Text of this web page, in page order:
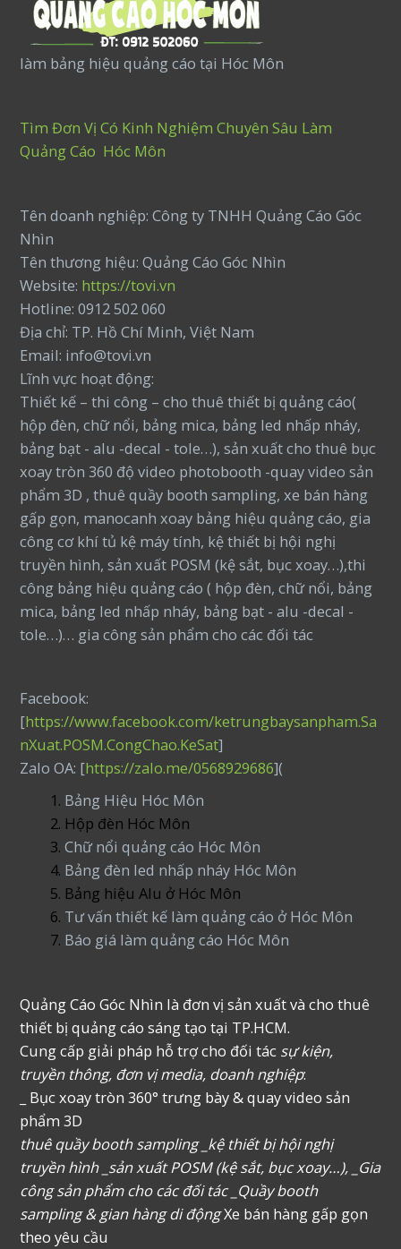
làm bảng hiệu quảng cáo tại Hóc Môn
Tìm Đơn Vị Có Kinh Nghiệm Chuyên Sâu Làm
Quảng Cáo Hóc Môn
Tên doanh nghiệp: Công ty TNHH Quảng Cáo Góc
Nhìn
Tên thương hiệu: Quảng Cáo Góc Nhìn
Website: https://tovi.vn
Hotline: 0912 502 060
Địa chỉ: TP. Hồ Chí Minh, Việt Nam
Email: info@tovi.vn
Lĩnh vực hoạt động:
Thiết kế – thi công – cho thuê thiết bị quảng cáo(
hộp đèn, chữ nổi, bảng mica, bảng led nhấp nháy,
bảng bạt - alu -decal - tole…), sản xuất cho thuê bục
xoay tròn 360 độ video photobooth -quay video sản
phẩm 3D , thuê quầy booth sampling, xe bán hàng
gấp gọn, manocanh xoay bảng hiệu quảng cáo, gia
công cơ khí tủ kệ máy tính, kệ thiết bị hội nghị
truyền hình, sản xuất POSM (kệ sắt, bục xoay…),thi
công bảng hiệu quảng cáo ( hộp đèn, chữ nổi, bảng
mica, bảng led nhấp nháy, bảng bạt - alu -decal -
tole…)… gia công sản phẩm cho các đối tác
Facebook:
[https://www.facebook.com/ketrungbaysanpham.Sa
nXuat.POSM.CongChao.KeSat]
Zalo OA: [https://zalo.me/0568929686](
Bảng Hiệu Hóc Môn
Hộp đèn Hóc Môn
Chữ nổi quảng cáo Hóc Môn
Bảng đèn led nhấp nháy Hóc Môn
Bảng hiệu Alu ở Hóc Môn
Tư vấn thiết kế làm quảng cáo ở Hóc Môn
Báo giá làm quảng cáo Hóc Môn
Quảng Cáo Góc Nhìn là đơn vị sản xuất và cho thuê
thiết bị quảng cáo sáng tạo tại TP.HCM.
Cung cấp giải pháp hỗ trợ cho đối tác sự kiện,
truyền thông, đơn vị media, doanh nghiệp:
_ Bục xoay tròn 360° trưng bày & quay video sản
phẩm 3D
thuê quầy booth sampling _kệ thiết bị hội nghị
truyền hình _sản xuất POSM (kệ sắt, bục xoay…), _Gia
công sản phẩm cho các đối tác _Quầy booth
sampling & gian hàng di độngXe bán hàng gấp gọn
theo yêu cầu